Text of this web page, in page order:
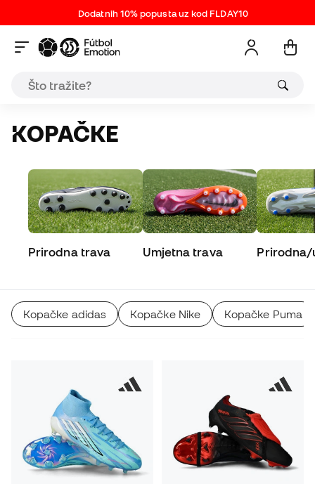
Dodatnih 10% popusta uz kod FLDAY10
KOPAČKE
Prirodna trava Umjetna trava Prirodna/
Kopačke adidas Kopačke Nike Kopačke Puma